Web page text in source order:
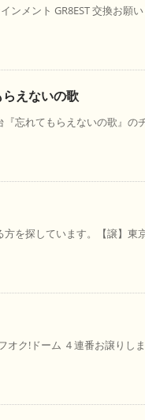
ンメント GR8EST 交換お願
らえないの歌
忘れてもらえないの歌』の
を探しています。【譲】東
オク!ドーム ４連番お譲りし